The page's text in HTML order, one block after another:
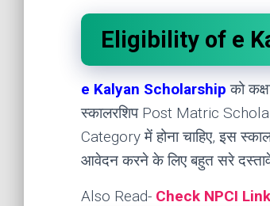
Eligibility of e
e Kalyan Scholarship को
स्कालरशिप Post Matric
Category में होना चाहिए, इस
आवेदन करने के लिए बहुत सरे
Also Read- Check NPCI